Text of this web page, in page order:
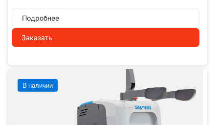
Подробнее
Заказать
В наличии